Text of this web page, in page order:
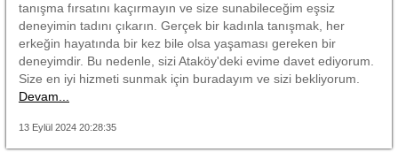
tanışma fırsatını kaçırmayın ve size sunabileceğim eşsiz
deneyimin tadını çıkarın. Gerçek bir kadınla tanışmak, her
erkeğin hayatında bir kez bile olsa yaşaması gereken bir
deneyimdir. Bu nedenle, sizi Ataköy'deki evime davet ediyorum.
Size en iyi hizmeti sunmak için buradayım ve sizi bekliyorum.
Devam...
13 Eylül 2024 20:28:35